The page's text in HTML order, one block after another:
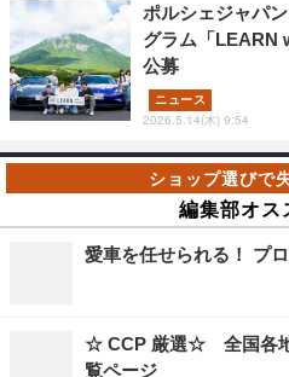
ポルシェジャパ
グラム「LEARN
公募
ニュース
2026.5.14(木) 9:54
編集部オス
愛車を任せられる！ プ
☆ CCP 厳選☆ 全国各地
覧ページ